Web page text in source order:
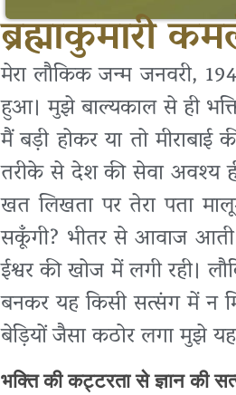
ब्रह्माकुमारी
मेरा लौकिक जन्म जनवरी,
हुआ। मुझे बाल्यकाल से ही
मैं बड़ी होकर या तो
तरीके से देश की सेवा अवश्य
खत लिखता पर तेरा पता
सकूँगी? भीतर से आवाज आती
ईश्वर की खोज में लगी रही।
बनकर यह किसी सत्संग में न
बेड़ियों जैसा कठोर लगा मुझे
भक्ति की कट्टरता से ज्ञान की